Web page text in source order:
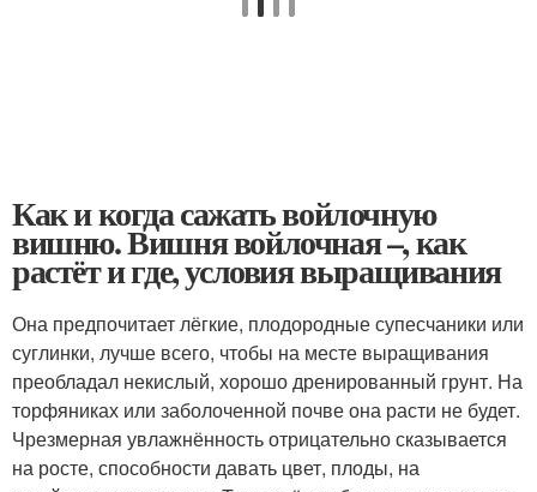
Как и когда сажать войлочную
вишню. Вишня войлочная –, как
растёт и где, условия выращивания
Она предпочитает лёгкие, плодородные супесчаники или
суглинки, лучше всего, чтобы на месте выращивания
преобладал некислый, хорошо дренированный грунт. На
торфяниках или заболоченной почве она расти не будет.
Чрезмерная увлажнённость отрицательно сказывается
на росте, способности давать цвет, плоды, на